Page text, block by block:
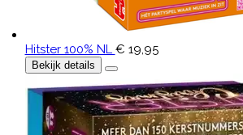
Hitster 100% NL € 19,95
Bekijk details